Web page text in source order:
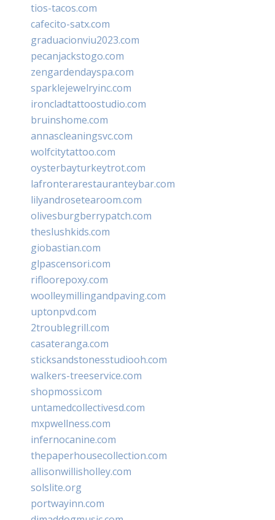
tios-tacos.com
cafecito-satx.com
graduacionviu2023.com
pecanjackstogo.com
zengardendayspa.com
sparklejewelryinc.com
ironcladtattoostudio.com
bruinshome.com
annascleaningsvc.com
wolfcitytattoo.com
oysterbayturkeytrot.com
lafronterarestauranteybar.com
lilyandrosetearoom.com
olivesburgberrypatch.com
theslushkids.com
giobastian.com
glpascensori.com
rifloorepoxy.com
woolleymillingandpaving.com
uptonpvd.com
2troublegrill.com
casateranga.com
sticksandstonesstudiooh.com
walkers-treeservice.com
shopmossi.com
untamedcollectivesd.com
mxpwellness.com
infernocanine.com
thepaperhousecollection.com
allisonwillisholley.com
solslite.org
portwayinn.com